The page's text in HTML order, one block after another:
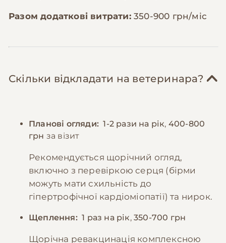
Разом додаткові витрати: 350-900 грн/міс
Скільки відкладати на ветеринара?
Планові огляди: 1-2 рази на рік, 400-800
грн за візит
Рекомендується щорічний огляд,
включно з перевіркою серця (бірми
можуть мати схильність до
гіпертрофічної кардіоміопатії) та нирок.
Щеплення: 1 раз на рік,350-700 грн
Щорічна ревакцинація комплексною